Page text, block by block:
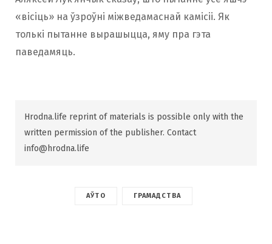
«вісіць» на ўзроўні міжведамаснай камісіі. Як
толькі пытанне вырашыцца, яму пра гэта
паведамяць.
Hrodna.life reprint of materials is possible only with the
written permission of the publisher. Contact
info@hrodna.life
АЎТО ГРАМАДСТВА